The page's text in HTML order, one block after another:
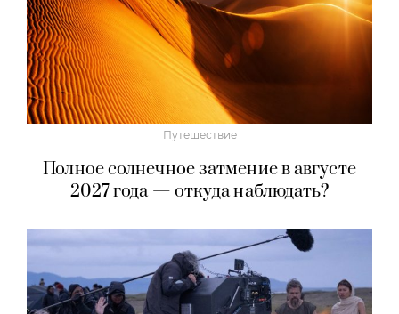
Путешествие
Полное солнечное затмение в августе
2027 года — откуда наблюдать?